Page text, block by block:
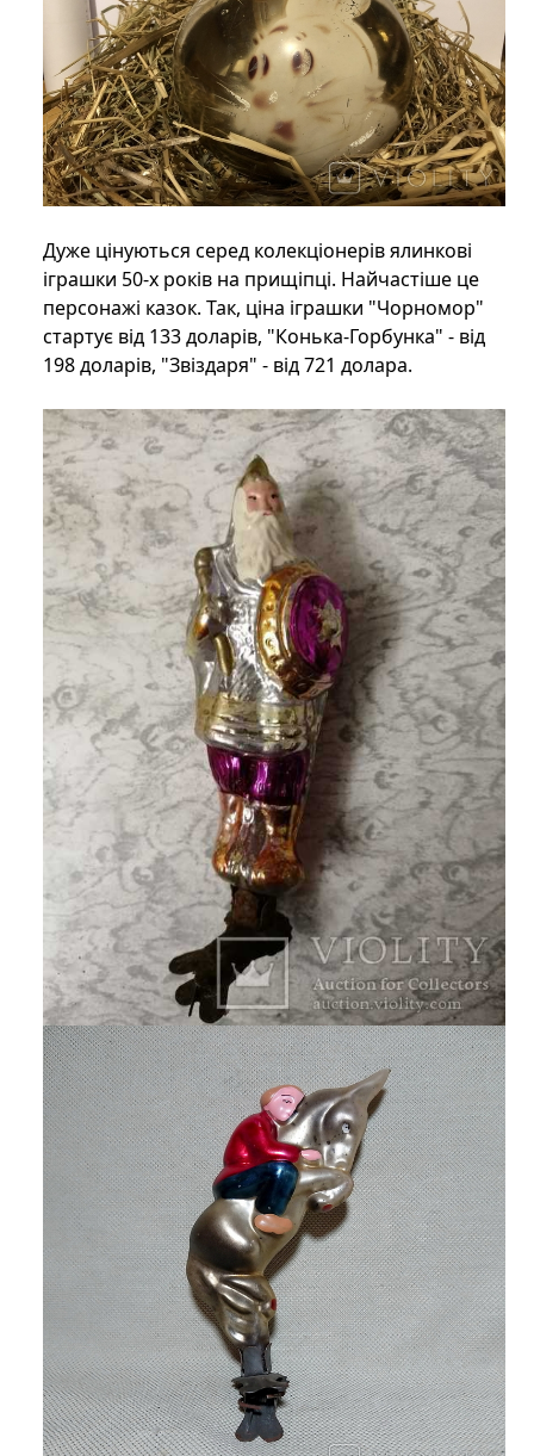
Дуже цінуються серед колекціонерів ялинкові
іграшки 50-х років на прищіпці. Найчастіше це
персонажі казок. Так, ціна іграшки "Чорномор"
стартує від 133 доларів, "Конька-Горбунка" - від
198 доларів, "Звіздаря" - від 721 долара.